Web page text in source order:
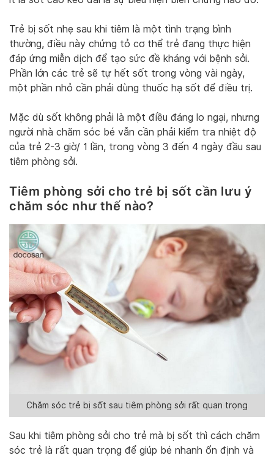
Trẻ bị sốt nhẹ sau khi tiêm là một tình trạng bình
thường, điều này chứng tỏ cơ thể trẻ đang thực hiện
đáp ứng miễn dịch để tạo sức đề kháng với bệnh sởi.
Phần lớn các trẻ sẽ tự hết sốt trong vòng vài ngày,
một phần nhỏ cần phải dùng thuốc hạ sốt để điều trị.
Mặc dù sốt không phải là một điều đáng lo ngại, nhưng
người nhà chăm sóc bé vẫn cần phải kiểm tra nhiệt độ
của trẻ 2-3 giờ/ 1 lần, trong vòng 3 đến 4 ngày đầu sau
tiêm phòng sởi.
Tiêm phòng sởi cho trẻ bị sốt cần lưu ý
chăm sóc như thế nào?
Chăm sóc trẻ bị sốt sau tiêm phòng sởi rất quan trọng
Sau khi tiêm phòng sởi cho trẻ mà bị sốt thì cách chăm
sóc trẻ là rất quan trọng để giúp bé nhanh ổn định và